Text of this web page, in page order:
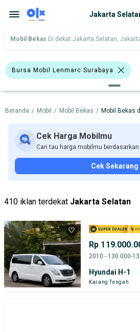
Jakarta
Mobil Bekas Di dekat Jakarta Selatan, Jakarta
Bursa Mobil Lenmarc Surabaya
Bursa AXC Summarecon Bekasi
Harga Merek Dan Model
Tipe Bodi Tipe Membership
Beranda / Mobil / Mobil Bekas / Mobil Bekas
Cek Harga Mobilmu
Cari tau harga mobilmu berdasarkan
Cek Sekarang
410 iklan terdekat Jakarta Selatan
Rp
2010 - 130.000-
Hyundai H-1
Karang Tengah